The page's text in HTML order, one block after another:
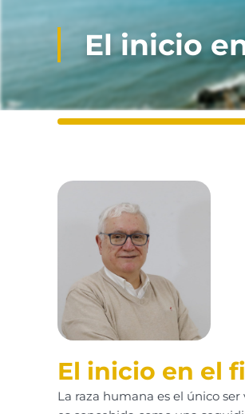
El inicio
El inicio en el
La raza humana es el único